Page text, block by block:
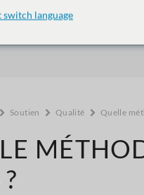
Soutien Qualité Quelle
switch language